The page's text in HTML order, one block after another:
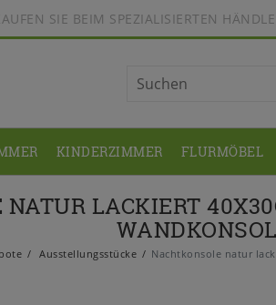
SIE BEIM SPEZIALISIERTEN
KINDERZIMMER FLURMÖBEL
NATUR LACKIERT
Ausstellungsstücke Nachtkonsole natur